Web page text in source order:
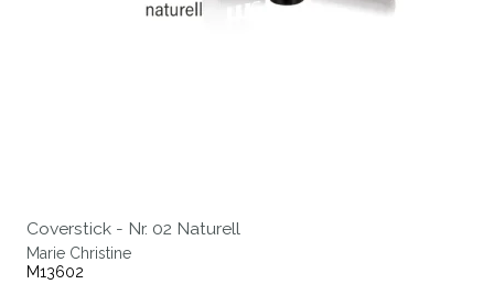
Coverstick - Nr. 02 Naturell
Marie Christine
M13602